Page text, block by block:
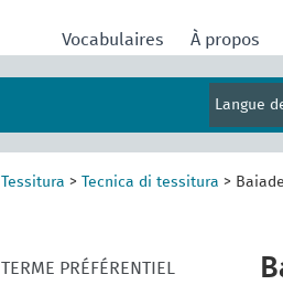
Vocabulaires À propos
Langue
Tessitura > Tecnica di tessitura >
TERME PRÉFÉRENTIEL